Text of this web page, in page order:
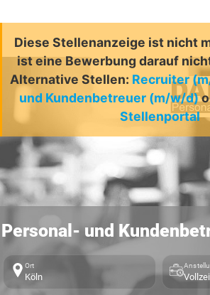
Diese Stellenanzeige ist nicht
ist eine Bewerbung darauf
Alternative Stellen: Recruiter
und Kundenbetreuer (m/w/d)
Stellenportal
Personal- und
Ort
Köln